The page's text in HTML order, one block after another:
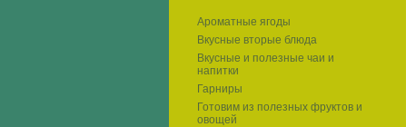
Ароматные ягоды
Вкусные вторые блюда
Вкусные и полезные чаи и
напитки
Гарниры
Готовим из полезных фруктов и
овощей